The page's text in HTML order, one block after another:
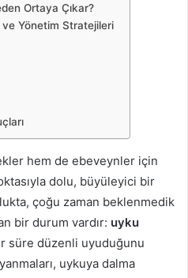
Ortaya Çıkar?
Yönetim Stratejileri
hem de ebeveynler için
dolu, büyüleyici bir
çoğu zaman beklenmedik
bir durum vardır: uyku
süre düzenli uyuduğunu
uykuya dalma